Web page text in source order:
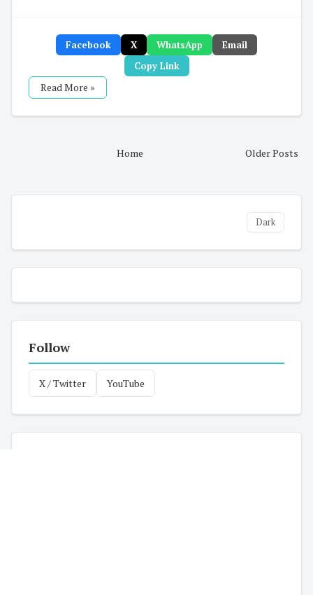
Facebook X WhatsApp
Email
Copy Link
Read More »
Older Posts
Home
Dark
Follow
X / Twitter YouTube